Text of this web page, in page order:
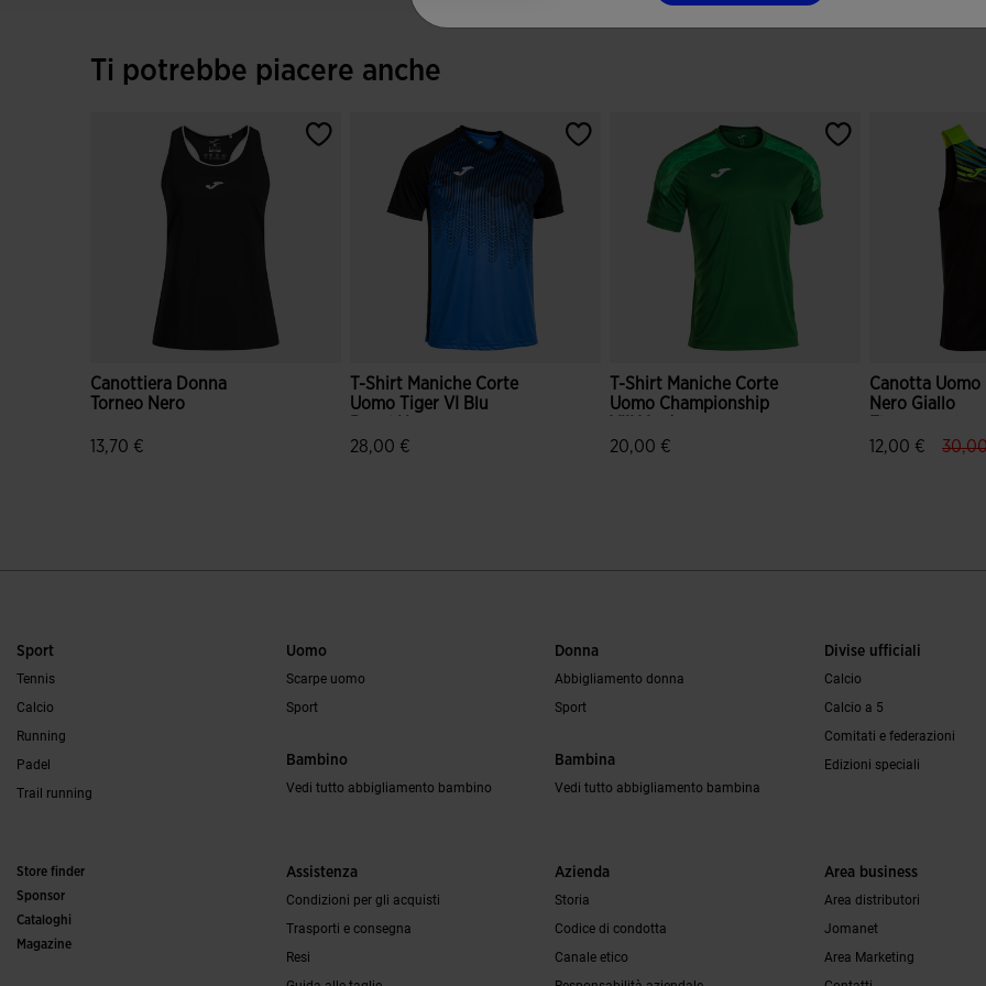
Ti potrebbe piacere anche
Canottiera Donna
Torneo Nero
13,70 €
T-Shirt Maniche Corte
Uomo Tiger VI Blu
28,00 €
T-Shirt Maniche Corte
Uomo Championship
20,00 €
Canotta Uomo
Nero Giallo
12,00 €
Sport
Tennis
Calcio
Running
Padel
Trail running
Uomo
Scarpe uomo
Sport
Bambino
Vedi tutto abbigliamento bambino
Donna
Abbigliamento donna
Sport
Bambina
Vedi tutto abbigliamento bambina
Divise ufficiali
Calcio
Calcio a 5
Comitati e federazioni
Edizioni speciali
Store finder
Sponsor
Cataloghi
Magazine
Assistenza
Condizioni per gli acquisti
Trasporti e consegna
Resi
Azienda
Storia
Codice di condotta
Canale etico
Area business
Area distributori
Jomanet
Area Marketing